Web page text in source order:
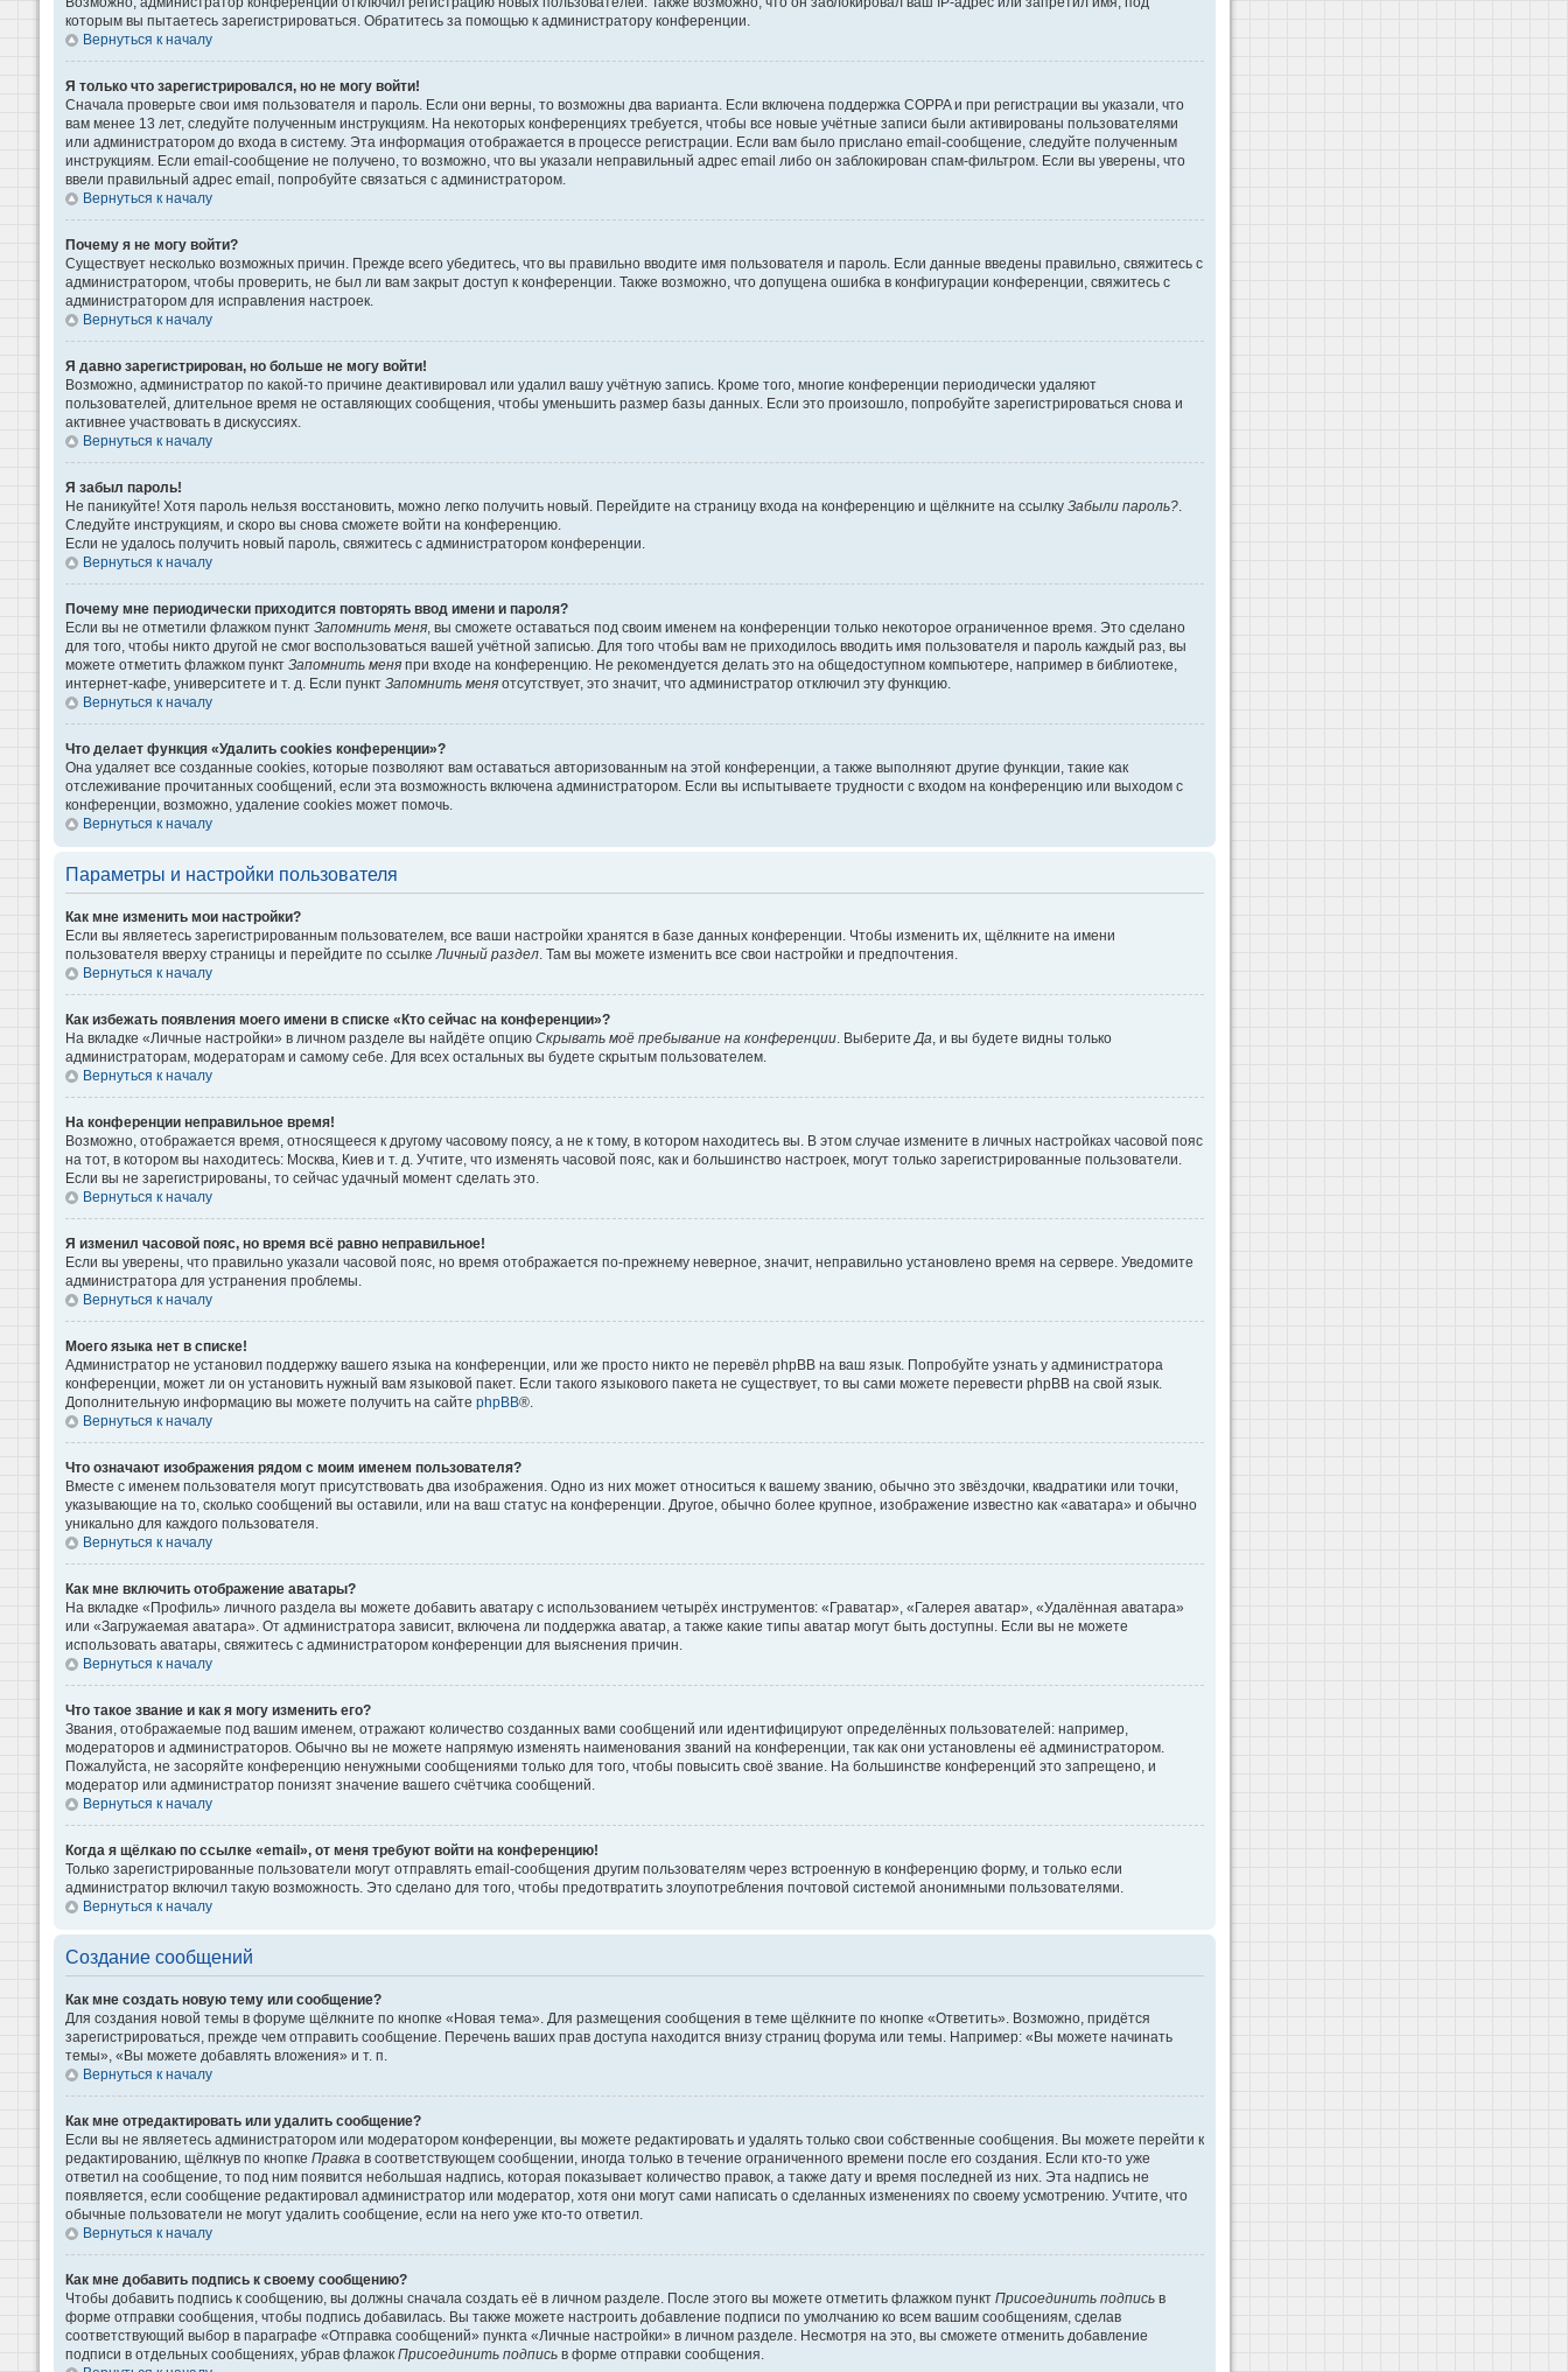
которым вы пытаетесь зарегистрироваться. Обратитесь за помощью к администратору конференции.
Вернуться к началу
Я только что зарегистрировался, но не могу войти!
Сначала проверьте свои имя пользователя и пароль. Если они верны, то возможны два варианта. Если включена поддержка COPPA и при регистрации вы указали, что
вам менее 13 лет, следуйте полученным инструкциям. На некоторых конференциях требуется, чтобы все новые учётные записи были активированы пользователями
или администратором до входа в систему. Эта информация отображается в процессе регистрации. Если вам было прислано email-сообщение, следуйте полученным
инструкциям. Если email-сообщение не получено, то возможно, что вы указали неправильный адрес email либо он заблокирован спам-фильтром. Если вы уверены, что
ввели правильный адрес email, попробуйте связаться с администратором.
Вернуться к началу
Почему я не могу войти?
Существует несколько возможных причин. Прежде всего убедитесь, что вы правильно вводите имя пользователя и пароль. Если данные введены правильно, свяжитесь с
администратором, чтобы проверить, не был ли вам закрыт доступ к конференции. Также возможно, что допущена ошибка в конфигурации конференции, свяжитесь с
администратором для исправления настроек.
Вернуться к началу
Я давно зарегистрирован, но больше не могу войти!
Возможно, администратор по какой-то причине деактивировал или удалил вашу учётную запись. Кроме того, многие конференции периодически удаляют
пользователей, длительное время не оставляющих сообщения, чтобы уменьшить размер базы данных. Если это произошло, попробуйте зарегистрироваться снова и
активнее участвовать в дискуссиях.
Вернуться к началу
Я забыл пароль!
Не паникуйте! Хотя пароль нельзя восстановить, можно легко получить новый. Перейдите на страницу входа на конференцию и щёлкните на ссылку Забыли пароль?
Следуйте инструкциям, и скоро вы снова сможете войти на конференцию.
Если не удалось получить новый пароль, свяжитесь с администратором конференции.
Вернуться к началу
Почему мне периодически приходится повторять ввод имени и пароля?
Если вы не отметили флажком пункт Запомнить меня , вы сможете оставаться под своим именем на конференции только некоторое ограниченное время. Это сделано
для того, чтобы никто другой не смог воспользоваться вашей учётной записью. Для того чтобы вам не приходилось вводить имя пользователя и пароль каждый раз, вы
можете отметить флажком пункт Запомнить меня при входе на конференцию. Не рекомендуется делать это на общедоступном компьютере, например в библиотеке,
интернет-кафе, университете и т. д. Если пункт Запомнить меня отсутствует, это значит, что администратор отключил эту функцию.
Вернуться к началу
Что делает функция «Удалить cookies конференции»?
Она удаляет все созданные cookies, которые позволяют вам оставаться авторизованным на этой конференции, а также выполняют другие функции, такие как
отслеживание прочитанных сообщений, если эта возможность включена администратором. Если вы испытываете трудности с входом на конференцию или выходом с
конференции, возможно, удаление cookies может помочь.
Вернуться к началу
Параметры и настройки пользователя
Как мне изменить мои настройки?
Если вы являетесь зарегистрированным пользователем, все ваши настройки хранятся в базе данных конференции. Чтобы изменить их, щёлкните на имени
пользователя вверху страницы и перейдите по ссылке Личный раздел . Там вы можете изменить все свои настройки и предпочтения.
Вернуться к началу
Как избежать появления моего имени в списке «Кто сейчас на конференции»?
На вкладке «Личные настройки» в личном разделе вы найдёте опцию Скрывать моё пребывание на конференции . Выберите Да , и вы будете видны только
администраторам, модераторам и самому себе. Для всех остальных вы будете скрытым пользователем.
Вернуться к началу
На конференции неправильное время!
Возможно, отображается время, относящееся к другому часовому поясу, а не к тому, в котором находитесь вы. В этом случае измените в личных настройках часовой пояс
на тот, в котором вы находитесь: Москва, Киев и т. д. Учтите, что изменять часовой пояс, как и большинство настроек, могут только зарегистрированные пользователи.
Если вы не зарегистрированы, то сейчас удачный момент сделать это.
Вернуться к началу
Я изменил часовой пояс, но время всё равно неправильное!
Если вы уверены, что правильно указали часовой пояс, но время отображается по-прежнему неверное, значит, неправильно установлено время на сервере. Уведомите
администратора для устранения проблемы.
Вернуться к началу
Моего языка нет в списке!
Администратор не установил поддержку вашего языка на конференции, или же просто никто не перевёл phpBB на ваш язык. Попробуйте узнать у администратора
конференции, может ли он установить нужный вам языковой пакет. Если такого языкового пакета не существует, то вы сами можете перевести phpBB на свой язык.
Дополнительную информацию вы можете получить на сайте phpBB®.
Вернуться к началу
Что означают изображения рядом с моим именем пользователя?
Вместе с именем пользователя могут присутствовать два изображения. Одно из них может относиться к вашему званию, обычно это звёздочки, квадратики или точки,
указывающие на то, сколько сообщений вы оставили, или на ваш статус на конференции. Другое, обычно более крупное, изображение известно как «аватара» и обычно
уникально для каждого пользователя.
Вернуться к началу
Как мне включить отображение аватары?
На вкладке «Профиль» личного раздела вы можете добавить аватару с использованием четырёх инструментов: «Граватар», «Галерея аватар», «Удалённая аватара»
или «Загружаемая аватара». От администратора зависит, включена ли поддержка аватар, а также какие типы аватар могут быть доступны. Если вы не можете
использовать аватары, свяжитесь с администратором конференции для выяснения причин.
Вернуться к началу
Что такое звание и как я могу изменить его?
Звания, отображаемые под вашим именем, отражают количество созданных вами сообщений или идентифицируют определённых пользователей: например,
модераторов и администраторов. Обычно вы не можете напрямую изменять наименования званий на конференции, так как они установлены её администратором.
Пожалуйста, не засоряйте конференцию ненужными сообщениями только для того, чтобы повысить своё звание. На большинстве конференций это запрещено, и
модератор или администратор понизят значение вашего счётчика сообщений.
Вернуться к началу
Когда я щёлкаю по ссылке «email», от меня требуют войти на конференцию!
Только зарегистрированные пользователи могут отправлять email-сообщения другим пользователям через встроенную в конференцию форму, и только если
администратор включил такую возможность. Это сделано для того, чтобы предотвратить злоупотребления почтовой системой анонимными пользователями.
Вернуться к началу
Создание сообщений
Как мне создать новую тему или сообщение?
Для создания новой темы в форуме щёлкните по кнопке «Новая тема». Для размещения сообщения в теме щёлкните по кнопке «Ответить». Возможно, придётся
зарегистрироваться, прежде чем отправить сообщение. Перечень ваших прав доступа находится внизу страниц форума или темы. Например: «Вы можете начинать
темы», «Вы можете добавлять вложения» и т. п.
Вернуться к началу
Как мне отредактировать или удалить сообщение?
Если вы не являетесь администратором или модератором конференции, вы можете редактировать и удалять только свои собственные сообщения. Вы можете перейти к
редактированию, щёлкнув по кнопке Правка в соответствующем сообщении, иногда только в течение ограниченного времени после его создания. Если кто-то уже
ответил на сообщение, то под ним появится небольшая надпись, которая показывает количество правок, а также дату и время последней из них. Эта надпись не
появляется, если сообщение редактировал администратор или модератор, хотя они могут сами написать о сделанных изменениях по своему усмотрению. Учтите, что
обычные пользователи не могут удалить сообщение, если на него уже кто-то ответил.
Вернуться к началу
Как мне добавить подпись к своему сообщению?
Чтобы добавить подпись к сообщению, вы должны сначала создать её в личном разделе. После этого вы можете отметить флажком пункт Присоединить подпись в
форме отправки сообщения, чтобы подпись добавилась. Вы также можете настроить добавление подписи по умолчанию ко всем вашим сообщениям, сделав
соответствующий выбор в параграфе «Отправка сообщений» пункта «Личные настройки» в личном разделе. Несмотря на это, вы сможете отменить добавление
подписи в отдельных сообщениях, убрав флажок Присоединить подпись в форме отправки сообщения.